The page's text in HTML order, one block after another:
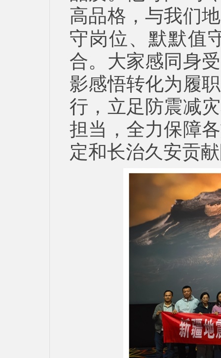
高品格，与我们
守岗位、默默值
合。大家感同身
影感悟转化为履
行，立足防震减
担当，全力保障
定和长治久安贡